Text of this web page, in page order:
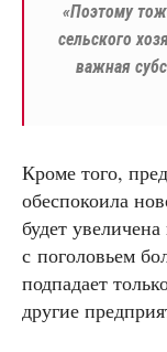
«Поэтому
сельского
важная
Кроме того,
обеспокоила
будет
с поголовьем
подпадает
другие